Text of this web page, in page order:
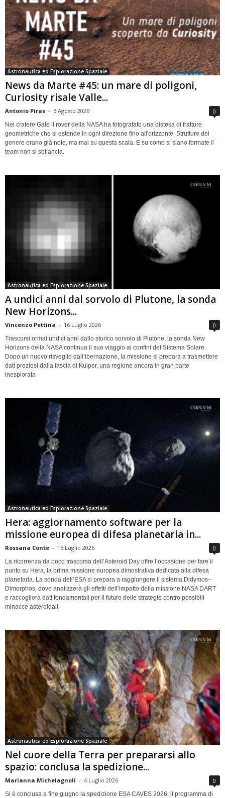
Astronautica ed Esplorazione Spaziale
News da Marte #45: un mare di poligoni,
Curiosity risale Valle...
Antonio Piras - 5 Agosto 2026 0
Nel cratere Gale il rover della NASA ha fotografato una distesa di fratture
geometriche che si estende in ogni direzione fino all'orizzonte. Strutture del
genere erano già note, ma mai su questa scala. E su come si siano formate il
team non si sbilancia.
Astronautica ed Esplorazione Spaziale
A undici anni dal sorvolo di Plutone, la sonda
New Horizons...
Vincenzo Pettina - 16 Luglio 2026 0
Trascorsi ormai undici anni dallo storico sorvolo di Plutone, la sonda New
Horizons della NASA continua il suo viaggio ai confini del Sistema Solare.
Dopo un nuovo risveglio dall’ibernazione, la missione si prepara a trasmettere
dati preziosi dalla fascia di Kuiper, una regione ancora in gran parte
inesplorata
Astronautica ed Esplorazione Spaziale
Hera: aggiornamento software per la
missione europea di difesa planetaria in...
Rossana Conte - 15 Luglio 2026 0
La ricorrenza da poco trascorsa dell’Asteroid Day offre l’occasione per fare il
punto su Hera, la prima missione europea dimostrativa dedicata alla difesa
planetaria. La sonda dell’ESA si prepara a raggiungere il sistema Didymos–
Dimorphos, dove analizzerà gli effetti dell’impatto della missione NASA DART
e raccoglierà dati fondamentali per il futuro delle strategie contro possibili
minacce asteroidali
Astronautica ed Esplorazione Spaziale
Nel cuore della Terra per prepararsi allo
spazio: conclusa la spedizione...
Marianna Michelagnoli - 4 Luglio 2026 0
Si è conclusa a fine giugno la spedizione ESA CAVES 2026, il programma di